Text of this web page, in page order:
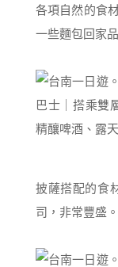
各項自然的食
一些麵包回家
披薩搭配的食
司，非常豐盛。